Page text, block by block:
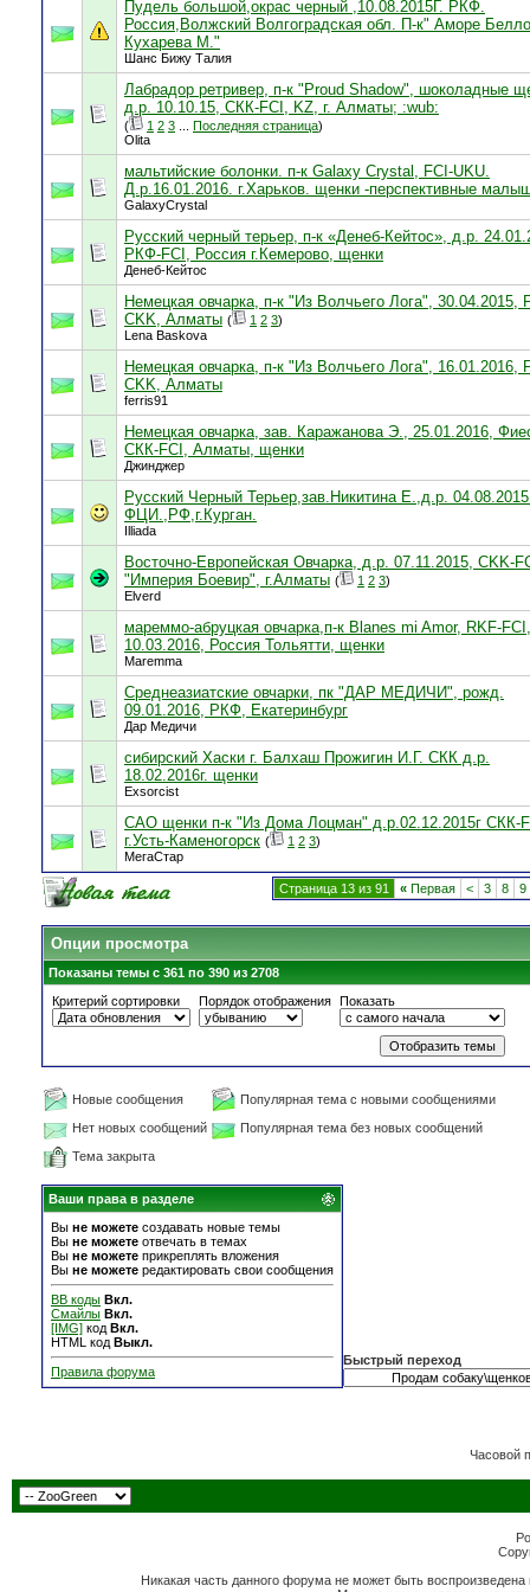
Пудель большой,окрас черный ,10.08.2015Г. РКФ.
Россия,Волжский Волгоградская обл. П-к" Аморе
Кухарева М."
Шанс Бижу Талия
Лабрадор ретривер, п-к "Proud Shadow", шоколадные
д.р. 10.10.15, СКК-FCI, KZ, г. Алматы; :wub:
( 1 2 3 Последняя страница)
Olita
мальтийские болонки. п-к Galaxy Crystal, FCI-UKU.
Д.р.16.01.2016. г.Харьков. щенки -перспективные
GalaxyCrystal
Русский черный терьер, п-к «Денеб-Кейтос», д.р.
РКФ-FCI, Россия г.Кемерово, щенки
Денеб-Кейтос
Немецкая овчарка, п-к "Из Волчьего Лога", 30.04.2015,
CKK, Алматы ( 1 2 3)
Lena Baskova
Немецкая овчарка, п-к "Из Волчьего Лога", 16.01.2016,
CKK, Алматы
ferris91
Немецкая овчарка, зав. Каражанова Э., 25.01.2016,
СКК-FCI, Алматы, щенки
Джинджер
Русский Черный Терьер,зав.Никитина Е.,д.р.
ФЦИ.,РФ,г.Курган.
Illiada
Восточно-Европейская Овчарка, д.р. 07.11.2015, CKK-
"Империя Боевир", г.Алматы ( 1 2 3)
Elverd
мареммо-абруцкая овчарка,п-к Blanes mi Amor, RKF-FCI,
10.03.2016, Россия Тольятти, щенки
Maremma
Среднеазиатские овчарки, пк "ДАР МЕДИЧИ", рожд.
09.01.2016, РКФ, Екатеринбург
Дар Медичи
сибирский Хаски г. Балхаш Прожигин И.Г. СКК д.р.
18.02.2016г. щенки
Exsorcist
САО щенки п-к "Из Дома Лоцман" д.р.02.12.2015г СКК-
г.Усть-Каменогорск ( 1 2 3)
МегаСтар
Страница 13 из 91 « Первая < 3 8 9
Опции просмотра
Показаны темы с 361 по 390 из 2708
Критерий сортировки
Порядок отображения Показать
Новые сообщения
Популярная тема с новыми сообщениями
Нет новых сообщений
Популярная тема без новых сообщений
Тема закрыта
Ваши права в разделе
Вы не можете создавать новые темы
Вы не можете отвечать в темах
Вы не можете прикреплять вложения
Вы не можете редактировать свои сообщения
BB коды Вкл.
Смайлы Вкл.
[IMG] код Вкл.
HTML код Выкл.
Правила форума
Быстрый переход
Часовой
Никакая часть данного форума не может быть